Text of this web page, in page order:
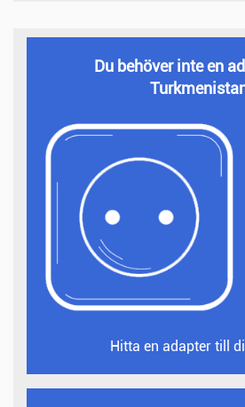
Du behöver inte en
Hitta en adapter till